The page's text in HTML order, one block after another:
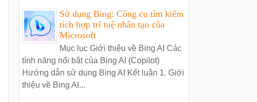
Sử dụng Bing: Công cụ tìm kiếm
tích hợp trí tuệ nhân tạo của
Microsoft
Mục lục Giới thiệu về Bing AI Các
tính năng nổi bật của Bing AI (Copilot)
Hướng dẫn sử dụng Bing AI Kết luận 1. Giới
thiệu về Bing AI...